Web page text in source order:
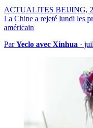
ACTUALITES BEIJING,
La Chine a rejeté lundi les
américain
ParYeclo avec Xinhua ·